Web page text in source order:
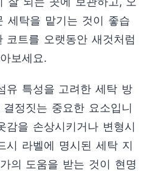
세탁을 맡기는 것이 좋습
코트를 오랫동안 새것처럼
보세요.
유 특성을 고려한 세탁 방
정짓는 중요한 요소입니
감을 손상시키거나 변형시
시 라벨에 명시된 세탁 지
의 도움을 받는 것이 현명